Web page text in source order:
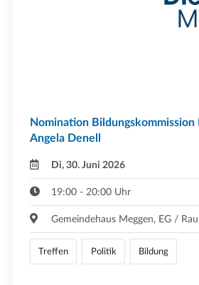
Nomination Bildungskommission
Angela Denell
Di, 30. Juni 2026
19:00 - 20:00 Uhr
Gemeindehaus Meggen, EG /
Treffen Politik Bildung